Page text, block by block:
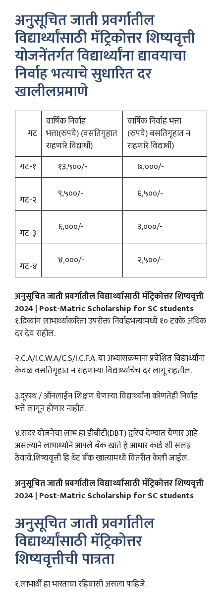
अनुसूचित जाती प्रवर्गातील
विद्यार्थ्यांसाठी मॅट्रिकोत्तर शिष्यवृत्ती
योजनेंतर्गत विद्यार्थ्यांना द्यावयाचा
निर्वाह भत्याचे सुधारित दर
खालीलप्रमाणे
गट
वार्षिक निर्वाह
भत्ता(रुपये) (वसतिगृहात
राहणारे विद्यार्थी)
वार्षिक निर्वाह भत्ता
(रुपये) वसतिगृहात न
राहणारे विद्यार्थी)
गट-१
१३,५००/- ७,०००/-
गट-२ ९,५००/- ६,५००/-
गट-३ ६,०००/- ३,०००/-
गट-४ ४,०००/- २,५००/-
अनुसूचित जाती प्रवर्गातील विद्यार्थ्यांसाठी मॅट्रिकोत्तर शिष्यवृत्ती
2024 | Post-Matric Scholarship for SC students
१.दिव्यांग लाभार्थ्याकरिता उपरोक्त निर्वाहभत्यामध्ये १० टक्के अधिक
दर देय राहील.
२.C.A/I.C.W.A/C.S/I.C.F.A. या अभ्यासक्रमाना प्रवेशित विद्यार्थ्यांना
केवळ वसतिगृहात न राहणाऱ्या विद्यार्थ्याचेच दर लागू राहतील.
३.दूरस्थ / ऑनलाईन शिक्षण घेणाऱ्या विद्यार्थ्यांना कोणतेही निर्वाह
भत्ते लागून होणार नाहीत.
४.सदर योजनेचा लाभ हा डीबीटी(DBT) द्वारेच देण्यात येणार आहे
असल्याने लाभार्थ्याने आपले बँक खाते हे आधार कार्ड शी सलग्न
ठेवावे.शिष्यवृत्ती हि थेट बँक खात्यामध्ये वितरीत केली जाईल.
अनुसूचित जाती प्रवर्गातील विद्यार्थ्यांसाठी मॅट्रिकोत्तर शिष्यवृत्ती
2024 | Post-Matric Scholarship for SC students
अनुसूचित जाती प्रवर्गातील
विद्यार्थ्यांसाठी मॅट्रिकोत्तर
शिष्यवृत्तीची पात्रता
१.लाभार्थी हा भारताचा रहिवासी असला पाहिजे.